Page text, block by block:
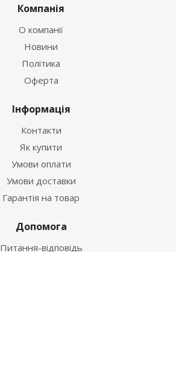
Компанія
О компанії
Новини
Політика
Оферта
Інформація
Контакти
Як купити
Умови оплати
Умови доставки
Гарантія на товар
Допомога
Питання-відповідь